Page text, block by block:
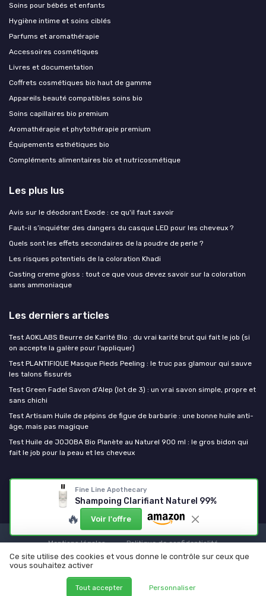
Fine Line Apothecary
Shampoing Clarifiant Naturel 99%
🔥 Voir l'offre
Soins pour bébés et enfants
Hygiène intime et soins ciblés
Parfums et aromathérapie
Accessoires cosmétiques
Livres et documentation
Coffrets cosmétiques bio haut de gamme
Appareils beauté compatibles soins bio
Soins capillaires bio premium
Aromathérapie et phytothérapie premium
Équipements esthétiques bio
Compléments alimentaires bio et nutricosmétique
Les plus lus
Avis sur le déodorant Exode : ce qu'il faut savoir
Faut-il s’inquiéter des dangers du casque LED pour les cheveux ?
Quels sont les effets secondaires de la poudre de perle ?
Les risques potentiels de la coloration Khadi
Casting creme gloss : tout ce que vous devez savoir sur la coloration
sans ammoniaque
Les derniers articles
Test AOKLABS Beurre de Karité Bio : du vrai karité brut qui fait le job (si
on accepte la galère pour l’appliquer)
Test PLANTIFIQUE Masque Pieds Peeling : le truc pas glamour qui sauve
les talons fissurés
Test Green Fadel Savon d'Alep (lot de 3) : un vrai savon simple, propre et
sans chichi
Test Artisam Huile de pépins de figue de barbarie : une bonne huile anti-
âge, mais pas magique
Test Huile de JOJOBA Bio Planète au Naturel 900 ml : le gros bidon qui
fait le job pour la peau et les cheveux
Mes cosmetiques bio
Mentions légales
Politique de confidentialité
© Mes cosmetiques bio 2026
Ce site utilise des cookies et vous donne le contrôle sur ceux que
vous souhaitez activer
Tout accepter Personnaliser